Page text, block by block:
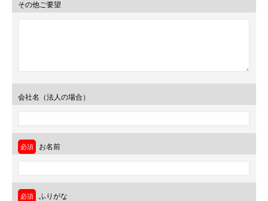
その他ご要望
会社名（法人の場合）
お名前
ふりがな